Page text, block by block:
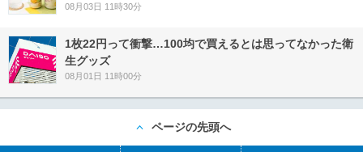
08月03日 11時30分
1枚22円って衝撃…100均で買えるとは思ってなかった衛
生グッズ
08月01日 11時00分
ページの先頭へ